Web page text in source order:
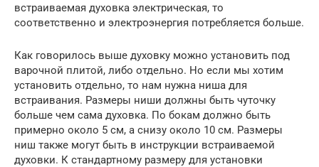
встраиваемая духовка электрическая, то
соответственно и электроэнергия потребляется больше.
Как говорилось выше духовку можно установить под
варочной плитой, либо отдельно. Но если мы хотим
установить отдельно, то нам нужна ниша для
встраивания. Размеры ниши должны быть чуточку
больше чем сама духовка. По бокам должно быть
примерно около 5 см, а снизу около 10 см. Размеры
ниш также могут быть в инструкции встраиваемой
духовки. К стандартному размеру для установки